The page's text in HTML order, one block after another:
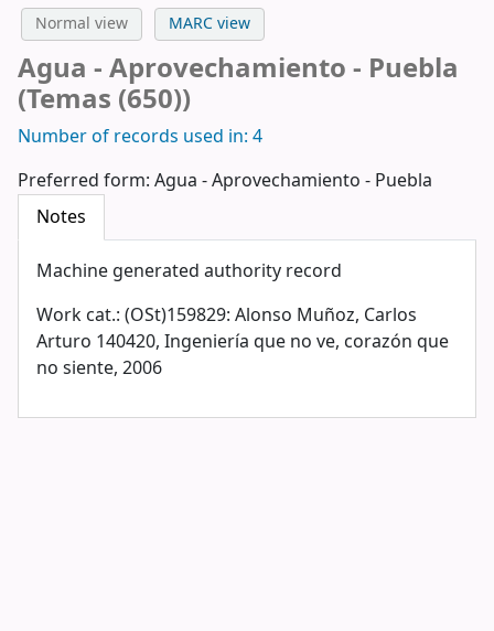
Normal view MARC view
Agua - Aprovechamiento - Puebla
(Temas (650))
Number of records used in: 4
Preferred form: Agua - Aprovechamiento - Puebla
Notes
Machine generated authority record
Work cat.: (OSt)159829: Alonso Muñoz, Carlos
Arturo 140420, Ingeniería que no ve, corazón que
no siente, 2006